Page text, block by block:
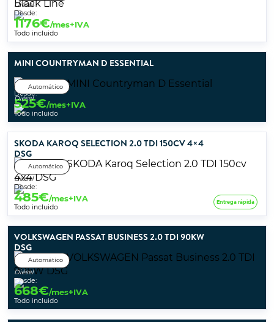
Diésel
Desde:
1176€/mes+IVA
Todo incluido
MINI COUNTRYMAN D ESSENTIAL
Automático
Diésel
Desde:
525€/mes+IVA
Todo incluido
SKODA KAROQ SELECTION 2.0 TDI 150CV 4×4
DSG
Automático
Diésel
Desde:
485€/mes+IVA
Todo incluido
Entrega rápida
VOLKSWAGEN PASSAT BUSINESS 2.0 TDI 90KW
DSG
Automático
Diésel
Desde:
668€/mes+IVA
Todo incluido